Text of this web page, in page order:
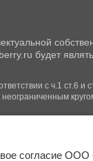
будет
с ч.1 ст.6 и
согласие